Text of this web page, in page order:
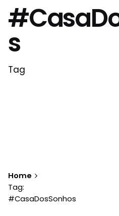
s
Tag
Home
Tag:
#CasaDosSonhos